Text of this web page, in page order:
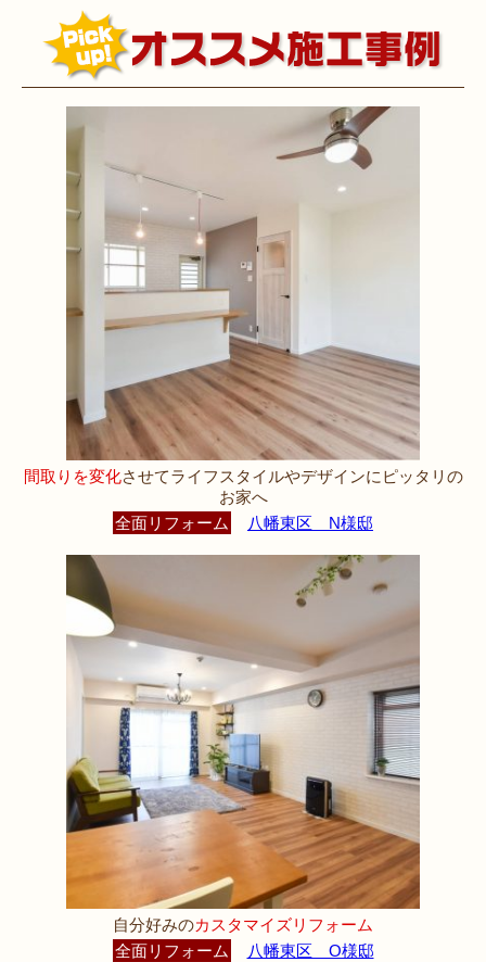
間取りを変化させてライフスタイルやデザインにピッタリの
お家へ
全面リフォーム
八幡東区 N様邸
自分好みのカスタマイズリフォーム
全面リフォーム
八幡東区 O様邸